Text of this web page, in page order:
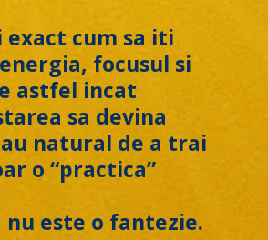
exact cum sa iti
focusul si
astfel incat
sa devina
natural de a trai
o “practica”
nu este o fantezie.